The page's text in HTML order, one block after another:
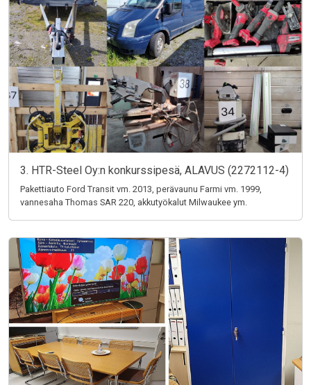
3. HTR-Steel Oy:n konkurssipesä, ALAVUS (2272112-4)
Pakettiauto Ford Transit vm. 2013, perävaunu Farmi vm. 1999,
vannesaha Thomas SAR 220, akkutyökalut Milwaukee ym.